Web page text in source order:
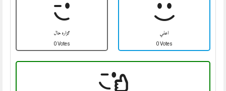
ګزاره حال
0 Votes
اعلي
0 Votes